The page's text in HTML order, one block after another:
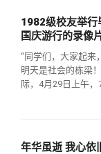
1982级校友举
国庆游行的录像
“同学们，大家起来
明天是社会的栋梁
际，4月29日上午，
年华虽逝 我心依